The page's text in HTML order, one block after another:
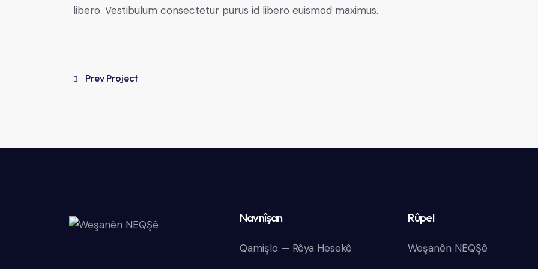
libero. Vestibulum consectetur purus id libero euismod maximus.
Prev Project
Navnîşan
Qamişlo — Rêya Hesekê
Rûpel
Weşanên NEQŞê